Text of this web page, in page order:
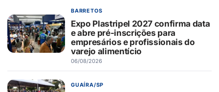
BARRETOS
Expo Plastripel 2027 confirma data
e abre pré-inscrições para
empresários e profissionais do
varejo alimentício
06/08/2026
GUAÍRA/SP